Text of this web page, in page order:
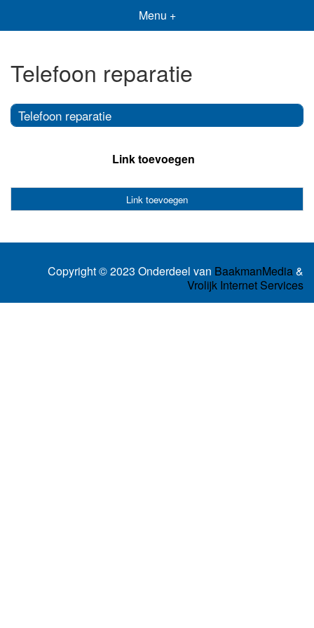
Menu +
Telefoon reparatie
Telefoon reparatie
Link toevoegen
Link toevoegen
Copyright © 2023 Onderdeel van BaakmanMedia&
Vrolijk Internet Services